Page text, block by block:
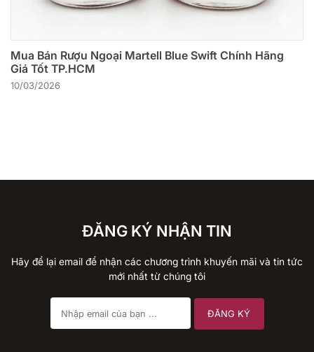
Mua Bán Rượu Ngoại Martell Blue Swift Chính Hãng
Giá Tốt TP.HCM
10/03/2026
ĐĂNG KÝ NHẬN TIN
Hãy để lại email để nhận các chương trình khuyến mãi và tin tức
mới nhất từ chúng tôi